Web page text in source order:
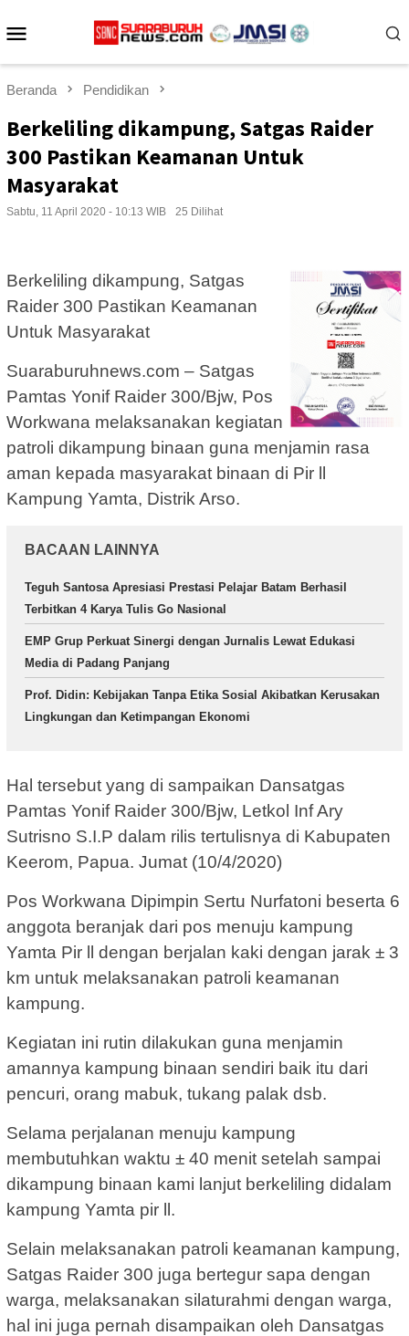
ke
Beranda Pendidikan
Berkeliling dikampung, Satgas Raider
300 Pastikan Keamanan Untuk
Masyarakat
Sabtu, 11 April 2020 - 10:13 WIB 25 Dilihat
Berkeliling dikampung, Satgas
Raider 300 Pastikan Keamanan
Untuk Masyarakat
Suaraburuhnews.com – Satgas
Pamtas Yonif Raider 300/Bjw, Pos
Workwana melaksanakan kegiatan
patroli dikampung binaan guna menjamin rasa
aman kepada masyarakat binaan di Pir ll
Kampung Yamta, Distrik Arso.
BACAAN LAINNYA
Teguh Santosa Apresiasi Prestasi Pelajar Batam Berhasil
Terbitkan 4 Karya Tulis Go Nasional
EMP Grup Perkuat Sinergi dengan Jurnalis Lewat Edukasi
Media di Padang Panjang
Prof. Didin: Kebijakan Tanpa Etika Sosial Akibatkan Kerusakan
Lingkungan dan Ketimpangan Ekonomi
Hal tersebut yang di sampaikan Dansatgas
Pamtas Yonif Raider 300/Bjw, Letkol Inf Ary
Sutrisno S.I.P dalam rilis tertulisnya di Kabupaten
Keerom, Papua. Jumat (10/4/2020)
Pos Workwana Dipimpin Sertu Nurfatoni beserta 6
anggota beranjak dari pos menuju kampung
Yamta Pir ll dengan berjalan kaki dengan jarak ± 3
km untuk melaksanakan patroli keamanan
kampung.
Kegiatan ini rutin dilakukan guna menjamin
amannya kampung binaan sendiri baik itu dari
pencuri, orang mabuk, tukang palak dsb.
Selama perjalanan menuju kampung
membutuhkan waktu ± 40 menit setelah sampai
dikampung binaan kami lanjut berkeliling didalam
kampung Yamta pir ll.
Selain melaksanakan patroli keamanan kampung,
Satgas Raider 300 juga bertegur sapa dengan
warga, melaksanakan silaturahmi dengan warga,
hal ini juga pernah disampaikan oleh Dansatgas